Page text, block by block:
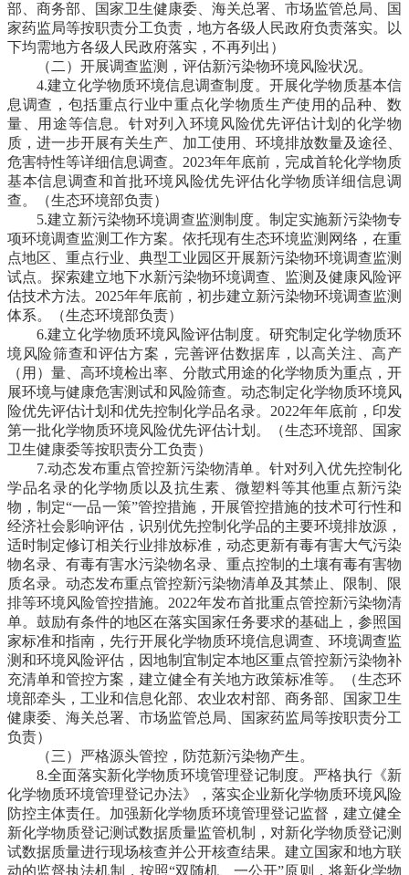
部、商务部、国家卫生健康委、海关总署、市场监管总局、国
家药监局等按职责分工负责，地方各级人民政府负责落实。以
下均需地方各级人民政府落实，不再列出）
（二）开展调查监测，评估新污染物环境风险状况。
4.建立化学物质环境信息调查制度。 开展化学物质基本信
息调查，包括重点行业中重点化学物质生产使用的品种、数
量、用途等信息。针对列入环境风险优先评估计划的化学物
质，进一步开展有关生产、加工使用、环境排放数量及途径、
危害特性等详细信息调查。2023年年底前，完成首轮化学物质
基本信息调查和首批环境风险优先评估化学物质详细信息调
查。
（生态环境部负责）
5.建立新污染物环境调查监测制度。 制定实施新污染物专
项环境调查监测工作方案。依托现有生态环境监测网络，在重
点地区、重点行业、典型工业园区开展新污染物环境调查监测
试点。探索建立地下水新污染物环境调查、监测及健康风险评
估技术方法。2025年年底前，初步建立新污染物环境调查监测
体系。
（生态环境部负责）
6.建立化学物质环境风险评估制度。 研究制定化学物质环
境风险筛查和评估方案，完善评估数据库，以高关注、高产
（用）量、高环境检出率、分散式用途的化学物质为重点，开
展环境与健康危害测试和风险筛查。动态制定化学物质环境风
险优先评估计划和优先控制化学品名录。2022年年底前，印发
第一批化学物质环境风险优先评估计划。
（生态环境部、国家
卫生健康委等按职责分工负责）
7.动态发布重点管控新污染物清单。 针对列入优先控制化
学品名录的化学物质以及抗生素、微塑料等其他重点新污染
物，制定“一品一策”管控措施，开展管控措施的技术可行性和
经济社会影响评估，识别优先控制化学品的主要环境排放源，
适时制定修订相关行业排放标准，动态更新有毒有害大气污染
物名录、有毒有害水污染物名录、重点控制的土壤有毒有害物
质名录。动态发布重点管控新污染物清单及其禁止、限制、限
排等环境风险管控措施。2022年发布首批重点管控新污染物清
单。鼓励有条件的地区在落实国家任务要求的基础上，参照国
家标准和指南，先行开展化学物质环境信息调查、环境调查监
测和环境风险评估，因地制宜制定本地区重点管控新污染物补
充清单和管控方案，建立健全有关地方政策标准等。
（生态环
境部牵头，工业和信息化部、农业农村部、商务部、国家卫生
健康委、海关总署、市场监管总局、国家药监局等按职责分工
负责）
（三）严格源头管控，防范新污染物产生。
8.全面落实新化学物质环境管理登记制度。 严格执行《新
化学物质环境管理登记办法》，落实企业新化学物质环境风险
防控主体责任。加强新化学物质环境管理登记监督，建立健全
新化学物质登记测试数据质量监管机制，对新化学物质登记测
试数据质量进行现场核查并公开核查结果。建立国家和地方联
动的监督执法机制，按照“双随机、一公开”原则，将新化学物